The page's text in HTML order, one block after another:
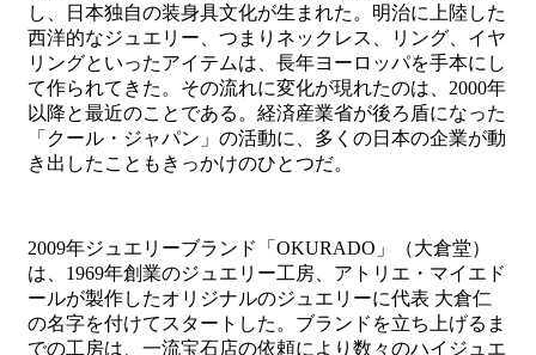
し、日本独自の装身具文化が生まれた。明治に上陸した
西洋的なジュエリー、つまりネックレス、リング、イヤ
リングといったアイテムは、長年ヨーロッパを手本にし
て作られてきた。その流れに変化が現れたのは、2000年
以降と最近のことである。経済産業省が後ろ盾になった
「クール・ジャパン」の活動に、多くの日本の企業が動
き出したこともきっかけのひとつだ。
2009年ジュエリーブランド「OKURADO」（大倉堂）
は、1969年創業のジュエリー工房、アトリエ・マイエド
ールが製作したオリジナルのジュエリーに代表 大倉仁
の名字を付けてスタートした。ブランドを立ち上げるま
での工房は、一流宝石店の依頼により数々のハイジュエ